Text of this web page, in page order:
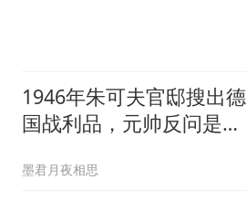
1946年朱可夫官邸搜出德
国战利品，元帅反问是否
墨君月夜相思